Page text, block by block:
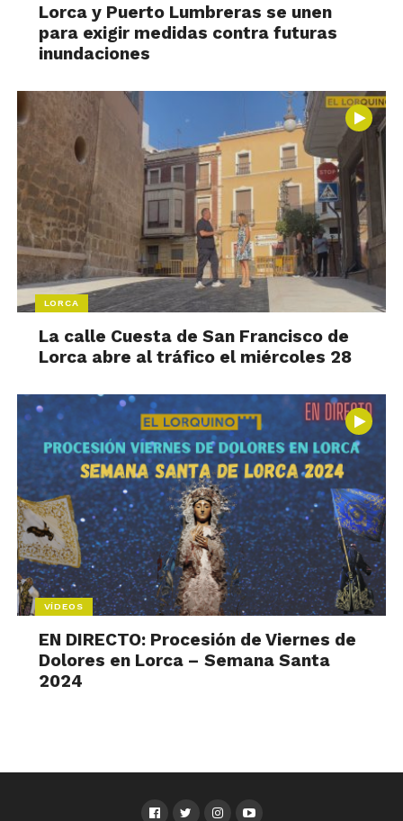
Lorca y Puerto Lumbreras se unen
para exigir medidas contra futuras
inundaciones
LORCA
La calle Cuesta de San Francisco de
Lorca abre al tráfico el miércoles 28
VÍDEOS
EN DIRECTO: Procesión de Viernes de
Dolores en Lorca – Semana Santa
2024